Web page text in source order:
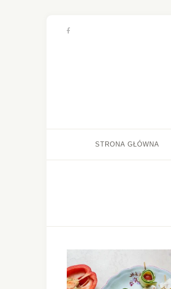
STRONA GŁÓWNA